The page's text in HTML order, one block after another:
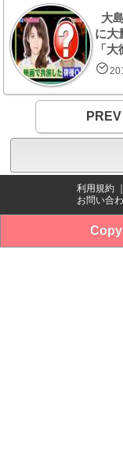
大
に大
「
PREV
利用規約
お問い合